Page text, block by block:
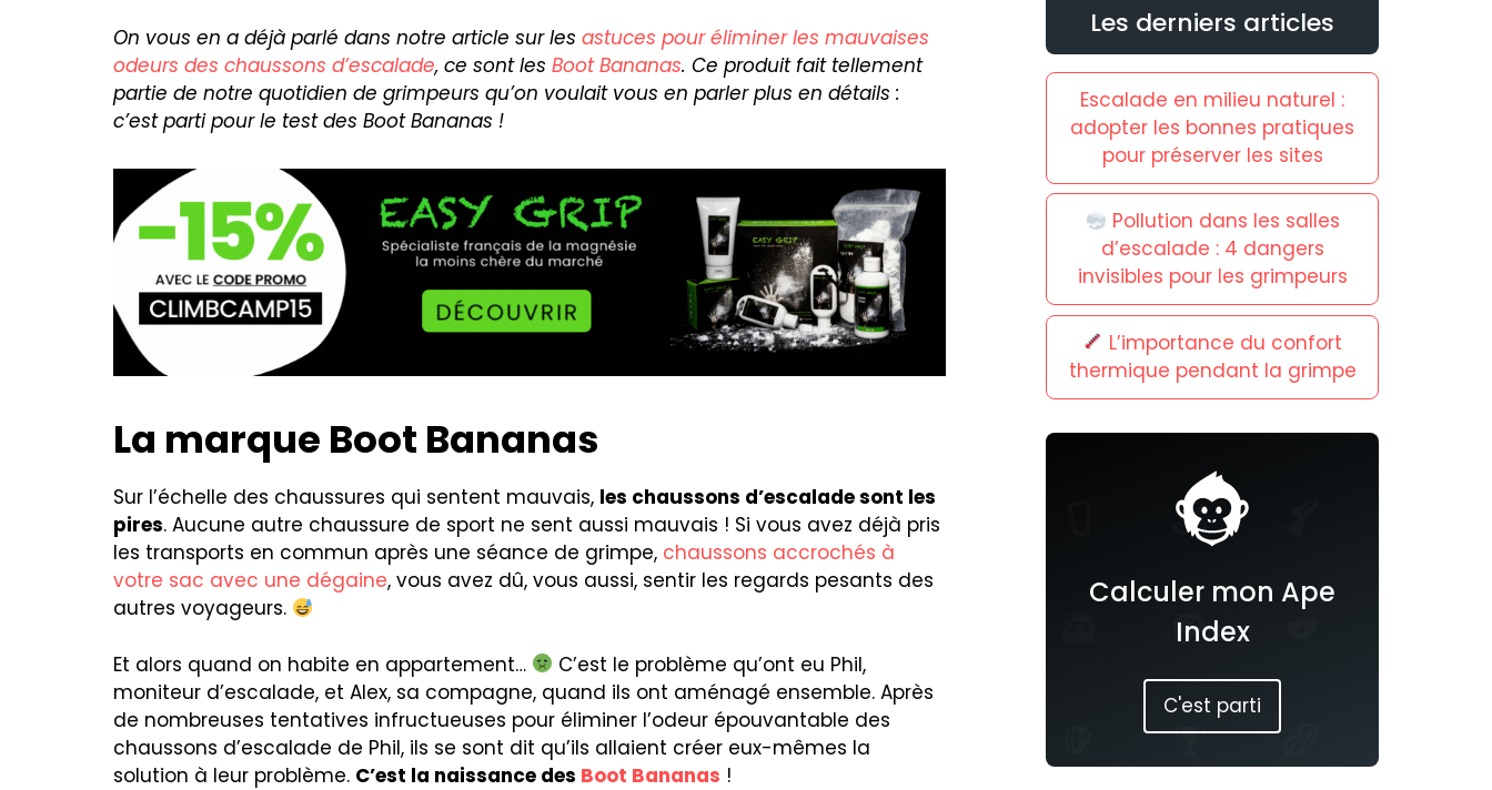
On vous en a déjà parlé dans notre article sur les astuces pour éliminer les mauvaises
odeurs des chaussons d’escalade, ce sont les Boot Bananas. Ce produit fait tellement
partie de notre quotidien de grimpeurs qu’on voulait vous en parler plus en détails :
c’est parti pour le test des Boot Bananas !
La marque Boot Bananas
Sur l’échelle des chaussures qui sentent mauvais, les chaussons d’escalade sont les
pires. Aucune autre chaussure de sport ne sent aussi mauvais ! Si vous avez déjà pris
les transports en commun après une séance de grimpe, chaussons accrochés à
votre sac avec une dégaine, vous avez dû, vous aussi, sentir les regards pesants des
autres voyageurs.
Et alors quand on habite en appartement…
C’est le problème qu’ont eu Phil,
moniteur d’escalade, et Alex, sa compagne, quand ils ont aménagé ensemble. Après
de nombreuses tentatives infructueuses pour éliminer l’odeur épouvantable des
chaussons d’escalade de Phil, ils se sont dit qu’ils allaient créer eux-mêmes la
solution à leur problème. C’est la naissance des Boot Bananas !
Les derniers articles
Escalade en milieu naturel :
adopter les bonnes pratiques
pour préserver les sites
Pollution dans les salles
d’escalade : 4 dangers
invisibles pour les grimpeurs
L’importance du confort
thermique pendant la grimpe
Calculer mon Ape
Index
C'est parti